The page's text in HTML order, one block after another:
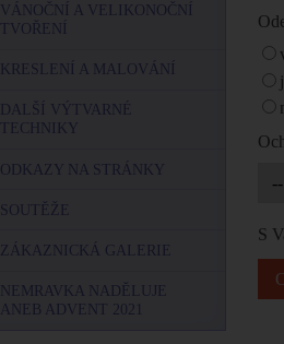
VÁNOČNÍ A VELIKONOČNÍ
TVOŘENÍ
KRESLENÍ A MALOVÁNÍ
DALŠÍ VÝTVARNÉ
TECHNIKY
ODKAZY NA STRÁNKY
SOUTĚŽE
ZÁKAZNICKÁ GALERIE
NEMRAVKA NADĚLUJE
ANEB ADVENT 2021
S